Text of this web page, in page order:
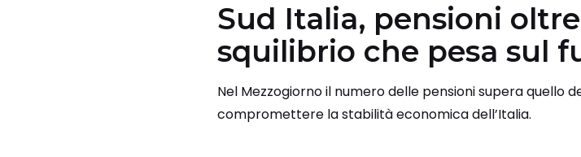
Sud Italia, pensioni
squilibrio che pesa sul
Nel Mezzogiorno il numero delle pensioni supera quello
compromettere la stabilità economica dell’Italia.